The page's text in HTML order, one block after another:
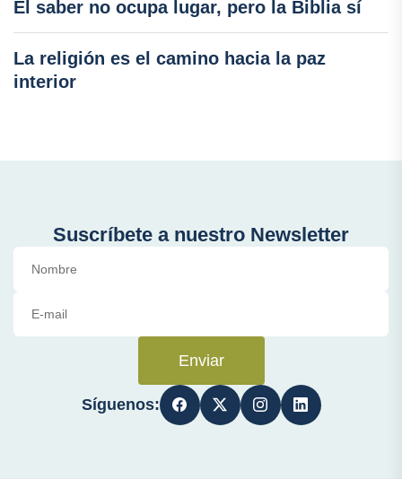
El saber no ocupa lugar, pero la Biblia sí
La religión es el camino hacia la paz
interior
Suscríbete a nuestro Newsletter
Enviar
Síguenos: